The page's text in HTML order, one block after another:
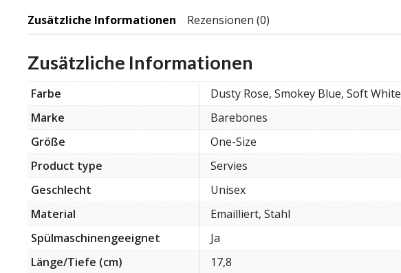
Zusätzliche Informationen Rezensionen (0)
Zusätzliche Informationen
Farbe
Dusty Rose, Smokey Blue, Soft White
Marke
Barebones
Größe
One-Size
Product type
Servies
Geschlecht
Unisex
Material
Emailliert, Stahl
Spülmaschinengeeignet
Ja
Länge/Tiefe (cm)
17,8